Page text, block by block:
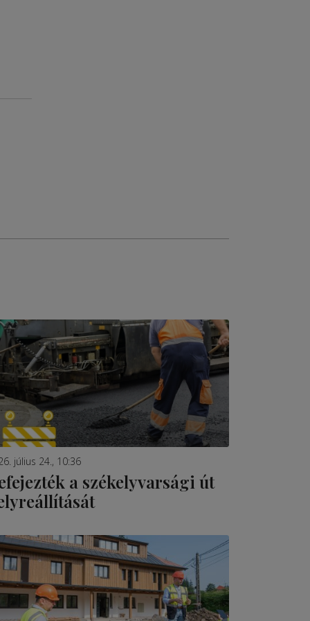
július 24., 10:36
a székelyvarsági út